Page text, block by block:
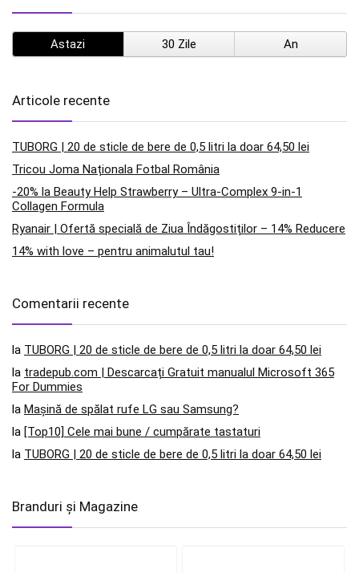
Astazi 30 Zile An
Articole recente
TUBORG | 20 de sticle de bere de 0,5 litri la doar 64,50 lei
Tricou Joma Naționala Fotbal România
-20% la Beauty Help Strawberry – Ultra-Complex 9-in-1
Collagen Formula
Ryanair | Ofertă specială de Ziua Îndăgostiților – 14% Reducere
14% with love – pentru animalutul tau!
Comentarii recente
la TUBORG | 20 de sticle de bere de 0,5 litri la doar 64,50 lei
la tradepub.com | Descarcați Gratuit manualul Microsoft 365
For Dummies
la Mașină de spălat rufe LG sau Samsung?
la [Top10] Cele mai bune / cumpărate tastaturi
la TUBORG | 20 de sticle de bere de 0,5 litri la doar 64,50 lei
Branduri și Magazine